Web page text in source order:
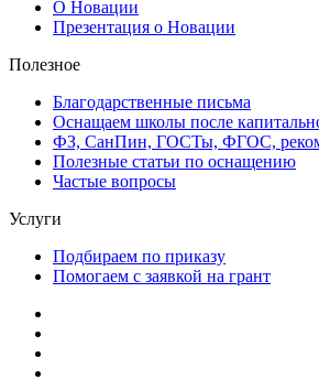
О Новации
Презентация о Новации
Полезное
Благодарственные письма
Оснащаем школы после
ФЗ, СанПин, ГОСТы, ФГОС,
Полезные статьи по оснащению
Частые вопросы
Услуги
Подбираем по приказу
Помогаем с заявкой на грант